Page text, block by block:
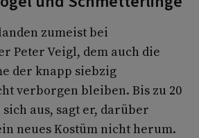
zumeist bei
Peter Veigl, dem auch die
der knapp siebzig
verborgen bleiben. Bis zu 20
aus, sagt er, darüber
neues Kostüm nicht herum.